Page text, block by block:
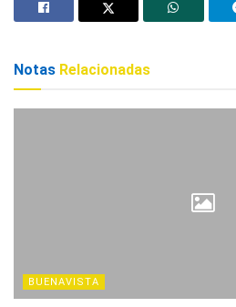
Notas Relacionadas
BUENAVISTA